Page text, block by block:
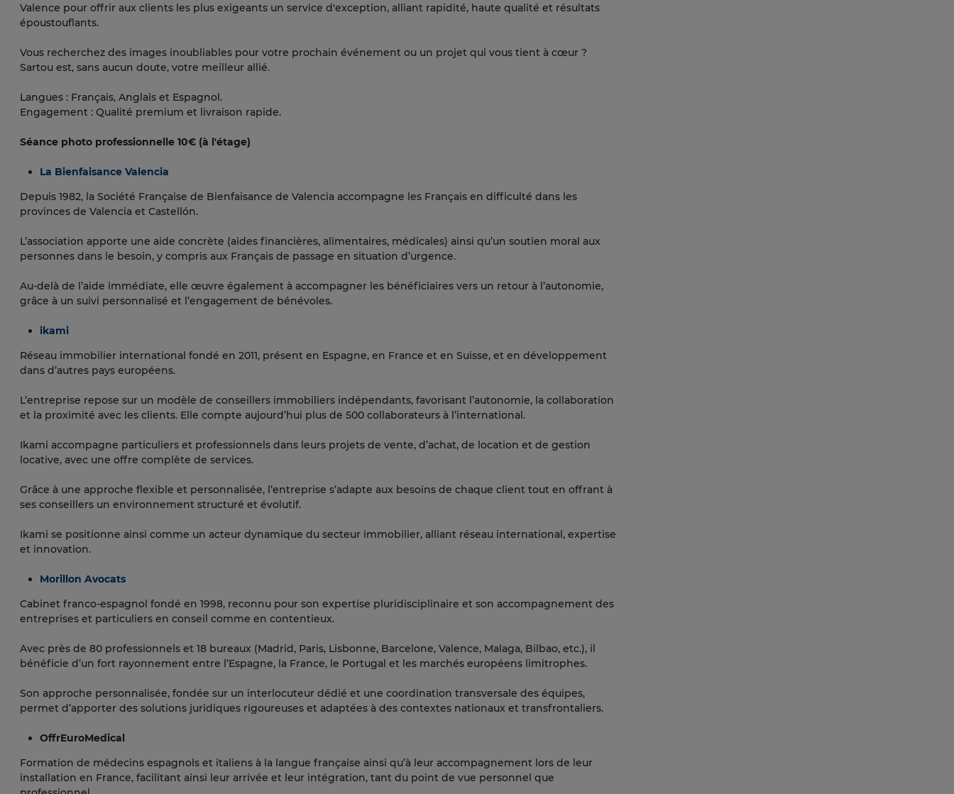
Valence pour offrir aux clients les plus exigeants un service d'exception, alliant rapidité, haute qualité et résultats
époustouflants.
Vous recherchez des images inoubliables pour votre prochain événement ou un projet qui vous tient à cœur ?
Sartou est, sans aucun doute, votre meilleur allié.
Langues : Français, Anglais et Espagnol.
Engagement : Qualité premium et livraison rapide.
Séance photo professionnelle 10€ (à l'étage)
La Bienfaisance Valencia
Depuis 1982, la Société Française de Bienfaisance de Valencia accompagne les Français en difficulté dans les
provinces de Valencia et Castellón.
L’association apporte une aide concrète (aides financières, alimentaires, médicales) ainsi qu’un soutien moral aux
personnes dans le besoin, y compris aux Français de passage en situation d’urgence.
Au-delà de l’aide immédiate, elle œuvre également à accompagner les bénéficiaires vers un retour à l’autonomie,
grâce à un suivi personnalisé et l’engagement de bénévoles.
ikami
Réseau immobilier international fondé en 2011, présent en Espagne, en France et en Suisse, et en développement
dans d’autres pays européens.
L’entreprise repose sur un modèle de conseillers immobiliers indépendants, favorisant l’autonomie, la collaboration
et la proximité avec les clients. Elle compte aujourd’hui plus de 500 collaborateurs à l’international.
Ikami accompagne particuliers et professionnels dans leurs projets de vente, d’achat, de location et de gestion
locative, avec une offre complète de services.
Grâce à une approche flexible et personnalisée, l’entreprise s’adapte aux besoins de chaque client tout en offrant à
ses conseillers un environnement structuré et évolutif.
Ikami se positionne ainsi comme un acteur dynamique du secteur immobilier, alliant réseau international, expertise
et innovation.
Morillon Avocats
Cabinet franco-espagnol fondé en 1998, reconnu pour son expertise pluridisciplinaire et son accompagnement des
entreprises et particuliers en conseil comme en contentieux.
Avec près de 80 professionnels et 18 bureaux (Madrid, Paris, Lisbonne, Barcelone, Valence, Malaga, Bilbao, etc.), il
bénéficie d’un fort rayonnement entre l’Espagne, la France, le Portugal et les marchés européens limitrophes.
Son approche personnalisée, fondée sur un interlocuteur dédié et une coordination transversale des équipes,
permet d’apporter des solutions juridiques rigoureuses et adaptées à des contextes nationaux et transfrontaliers.
OffrEuroMedical
Formation de médecins espagnols et italiens à la langue française ainsi qu’à leur accompagnement lors de leur
installation en France, facilitant ainsi leur arrivée et leur intégration, tant du point de vue personnel que